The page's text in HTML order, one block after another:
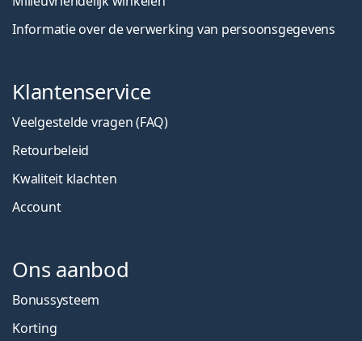
Informatie over de verwerking van persoonsgegevens
Klantenservice
Veelgestelde vragen (FAQ)
Retourbeleid
Kwaliteit klachten
Account
Ons aanbod
Bonussysteem
Korting